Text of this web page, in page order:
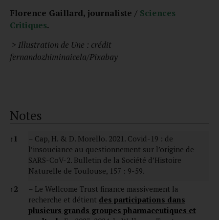
Florence Gaillard, journaliste / Sciences
Critiques.
> Illustration de Une : crédit
fernandozhiminaicela/Pixabay
Notes
Notes
↑ 1
– Cap, H. & D. Morello. 2021. Covid-19 : de
l’insouciance au questionnement sur l’origine de
SARS-CoV-2. Bulletin de la Société d’Histoire
Naturelle de Toulouse, 157 : 9-59.
↑ 2
– Le Wellcome Trust finance massivement la
recherche et détient des participations dans
plusieurs grands groupes pharmaceutiques et